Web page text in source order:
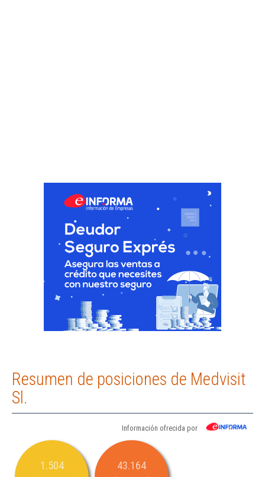
Resumen de posiciones de Medvisit
Sl.
Información ofrecida por
1.504 43.164